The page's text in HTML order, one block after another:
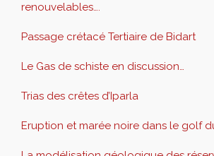
renouvelables….
Passage crétacé Tertiaire de Bidart
Le Gas de schiste en discussion…
Trias des crêtes d’Iparla
Eruption et marée noire dans le golf